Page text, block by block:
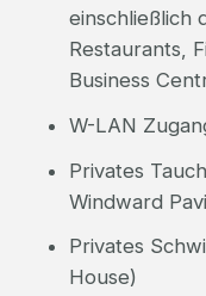
einschließlich
Restaurants,
Business
W-LAN
Privates
Windward
Privates
House)